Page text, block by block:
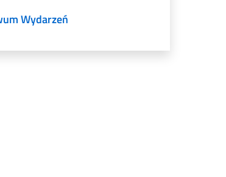
Wydarzeń